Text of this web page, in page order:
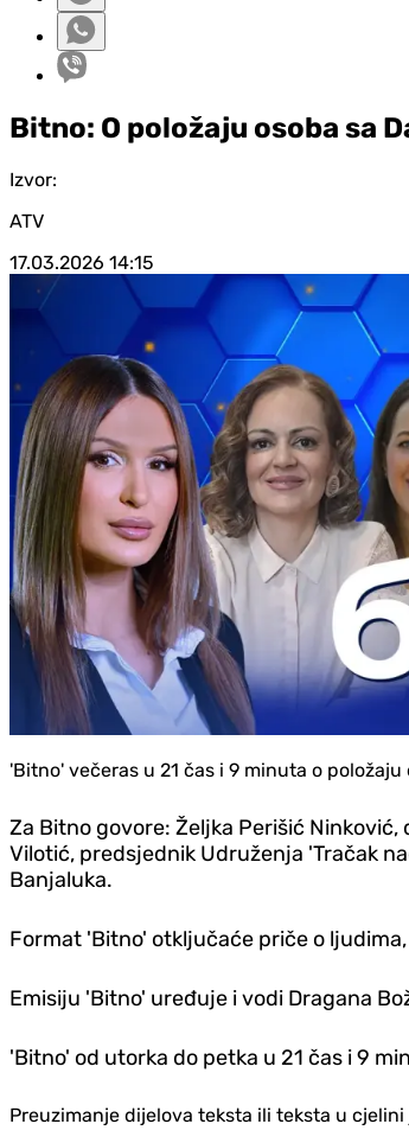
Bitno: O položaju osoba sa
Izvor:
ATV
17.03.2026 14:15
'Bitno' večeras u 21 čas i 9 minuta o
Za Bitno govore: Željka Perišić
Vilotić, predsjednik Udruženja 'Tračak
Banjaluka.
Format 'Bitno' otključaće priče o
Emisiju 'Bitno' uređuje i vodi Dragana
'Bitno' od utorka do petka u 21 čas i 9
Preuzimanje dijelova teksta ili teksta u